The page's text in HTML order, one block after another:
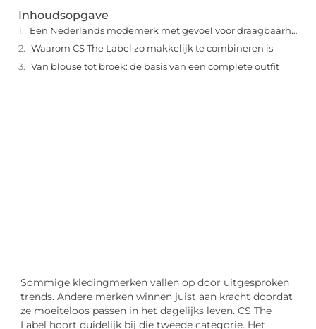
Sommige kledingmerken vallen op door uitgesproken
trends. Andere merken winnen juist aan kracht doordat
ze moeiteloos passen in het dagelijks leven. CS The
Label hoort duidelijk bij die tweede categorie. Het
Inhoudsopgave
Een Nederlands modemerk met gevoel voor draagbaarheid
Waarom CS The Label zo makkelijk te combineren is
Van blouse tot broek: de basis van een complete outfit